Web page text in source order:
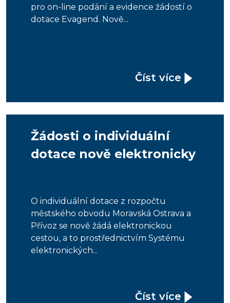
pro on-line podání a evidence žádostí o
dotace Evagend. Nově...
Číst více
Žádosti o individuální
dotace nově elektronicky
O individuální dotace z rozpočtu
městského obvodu Moravská Ostrava a
Přívoz se nově žádá elektronickou
cestou, a to prostřednictvím Systému
elektronických...
Číst více